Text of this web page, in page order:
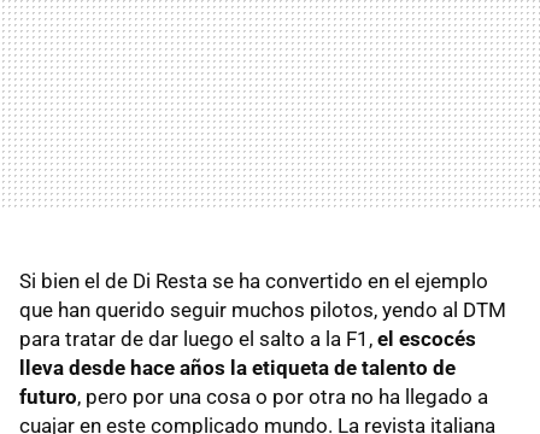
Si bien el de Di Resta se ha convertido en el ejemplo
que han querido seguir muchos pilotos, yendo al DTM
para tratar de dar luego el salto a la F1, el escocés
lleva desde hace años la etiqueta de talento de
futuro, pero por una cosa o por otra no ha llegado a
cuajar en este complicado mundo. La revista italiana